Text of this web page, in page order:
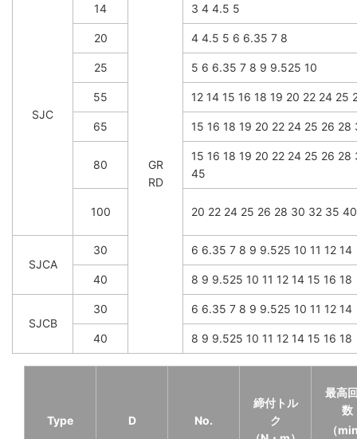
SJC
14
GR
RD
3 4 4.5 5
20 4 4.5 5 6 6.35 7 8
25 5 6 6.35 7 8 9 9.525 10
55 12 14 15 16 18 19 20 22 24 25
65 15 16 18 19 20 22 24 25 26 28
80
15 16 18 19 20 22 24 25 26
45
100 20 22 24 25 26 28 30 32 35
SJCA
30 6 6.35 7 8 9 9.525 10 11 12 14
40 8 9 9.525 10 11 12 14 15 16 18
SJCB
30 6 6.35 7 8 9 9.525 10 11 12 14
40 8 9 9.525 10 11 12 14 15 16 18
Type D No.
締付トル
ク
最高
数
（